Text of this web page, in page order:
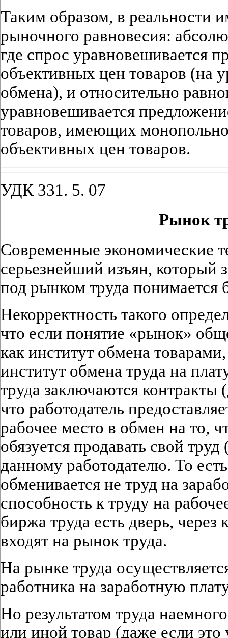
Таким образом, в реальности
рыночного равновесия:
где спрос уравновешивается
объективных цен товаров (на
обмена), и относительно
уравновешивается
товаров, имеющих
объективных цен товаров.
УДК 331. 5. 07
Рынок
Современные экономические
серьезнейший изъян, который
под рынком труда понимается
Некорректность такого
что если понятие «рынок»
как институт обмена
институт обмена труда на
труда заключаются
что работодатель
рабочее место в обмен на то,
обязуется продавать свой труд
данному работодателю. То
обменивается не труд на
способность к труду на
биржа труда есть дверь,
входят на рынок труда.
На рынке труда
работника на заработную
Но результатом труда
или иной товар (даже если это